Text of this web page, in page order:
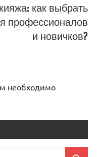
как выбрать
профессионалов
и новичков?
необходимо